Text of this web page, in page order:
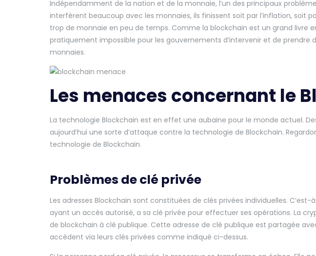
Indépendamment de la nation et de la monnaie, l’un des principaux
interfèrent beaucoup avec les monnaies, ils finissent soit par l’inflation, soit
trop de monnaie en peu de temps. Comme la blockchain est un grand livre
pratiquement impossible pour les gouvernements d’intervenir et de prendre
monnaies.
Les menaces concernant le
La technologie Blockchain est en effet une aubaine pour le monde actuel.
aujourd’hui une sorte d’attaque contre la technologie de Blockchain.
technologie de Blockchain.
Problèmes de clé privée
Les adresses Blockchain sont constituées de clés privées individuelles.
ayant un accès autorisé, a sa clé privée pour effectuer ses opérations. La
de blockchain à clé publique. Cette adresse de clé publique est partagée
accèdent via leurs clés privées comme indiqué ci-dessus.